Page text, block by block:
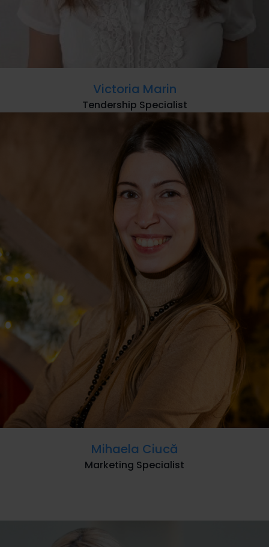
Victoria Marin
Tendership Specialist
Mihaela Ciucă
Marketing Specialist